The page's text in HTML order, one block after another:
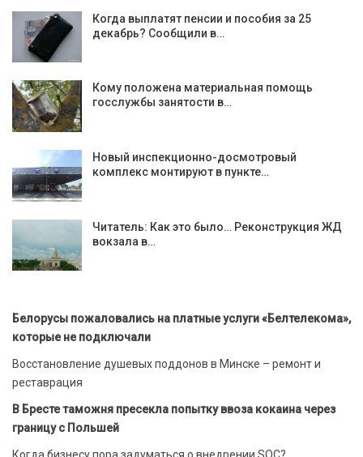
Когда выплатят пенсии и пособия за 25
декабрь? Сообщили в…
Кому положена материальная помощь
госслужбы занятости в…
Новый инспекционно-досмотровый
комплекс монтируют в пункте…
Читатель: Как это было… Реконструкция ЖД
вокзала в…
Белорусы пожаловались на платные услуги «Белтелекома»,
которые не подключали
Восстановление душевых поддонов в Минске – ремонт и
реставрация
В Бресте таможня пресекла попытку ввоза кокаина через
границу с Польшей